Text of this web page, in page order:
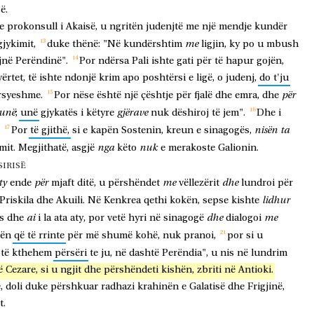
prokonsull i Akaisë, u ngritën judenjtë me një mendje kundër
duke thënë: "Në kundërshtim me ligjin, ky po u mbush
Perëndinë". Por ndërsa Pali ishte gati për të hapur gojën,
të ishte ndonjë krim apo poshtërsi e ligë, o judenj, do t'ju
Por nëse është një çështje për fjalë dhe emra, dhe për
; unë gjykatës i këtyre gjërave nuk dëshiroj të jem". Dhe i
Por të gjithë, si e kapën Sostenin, kreun e sinagogës, nisën ta
Megjithatë, asgjë nga këto nuk e merakoste Galionin.
ende për mjaft ditë, u përshëndet me vëllezërit dhe lundroi për
Priskila dhe Akuili. Në Kenkrea qethi kokën, sepse kishte lidhur
dhe ai i la ata aty, por vetë hyri në sinagogë dhe dialogoi me
që të rrinte për më shumë kohë, nuk pranoi, por si u
të kthehem përsëri te ju, në dashtë Perëndia", u nis në lundrim
Cezare, si u ngjit dhe përshëndeti kishën, zbriti në Antioki.
doli duke përshkuar radhazi krahinën e Galatisë dhe Frigjinë,